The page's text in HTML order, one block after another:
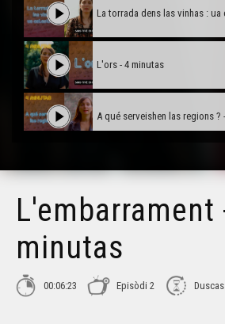
La torrada dens las vinhas :
L'ors - 4 minutas
A qué serveishen las regions ?
Las mairolèras - 4 minutas
L'après lei Molac - 4 minutas
L'embarrament
minutas
00:06:23 Episòdi 2